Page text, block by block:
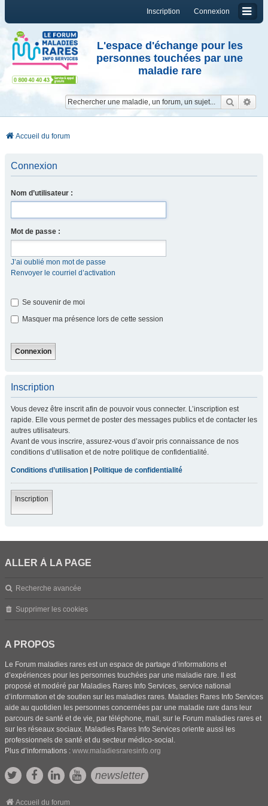
Connexion
Inscription
L'espace d'échange pour les
personnes touchées par une
maladie rare
Accueil du forum
Connexion
Nom d’utilisateur :
Mot de passe :
J’ai oublié mon mot de passe
Renvoyer le courriel d’activation
Se souvenir de moi
Masquer ma présence lors de cette session
Inscription
Vous devez être inscrit afin de pouvoir vous connecter. L’inscription est
rapide. Elle vous permet de poster des messages publics et de contacter les
autres utilisateurs.
Avant de vous inscrire, assurez-vous d’avoir pris connaissance de nos
conditions d’utilisation et de notre politique de confidentialité.
Conditions d’utilisation Politique de confidentialité
Inscription
ALLER À LA PAGE
Recherche avancée
Supprimer les cookies
A PROPOS
Le Forum maladies rares est un espace de partage d’informations et
d’expériences pour les personnes touchées par une maladie rare. Il est
proposé et modéré par Maladies Rares Info Services, service national
d’information et de soutien sur les maladies rares. Maladies Rares Info Services
aide au quotidien les personnes concernées par une maladie rare dans leur
parcours de santé et de vie, par téléphone, mail, sur le Forum maladies rares et
sur les réseaux sociaux. Maladies Rares Info Services oriente aussi les
professionnels de santé et du secteur médico-social.
Plus d’informations : www.maladiesraresinfo.org
newsletter
Accueil du forum